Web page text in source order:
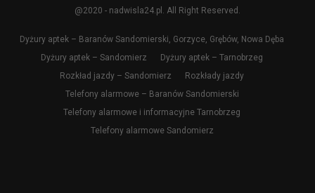
@2020 - nadwisla24.pl. All Right Reserved.
Dyżury aptek – Baranów Sandomierski, Gorzyce, Grębów, Nowa Dęba
Dyżury aptek – Sandomierz
Dyżury aptek – Tarnobrzeg
Rozkład jazdy – Sandomierz
Rozkłady jazdy
Telefony alarmowe – Baranów Sandomierski
Telefony alarmowe i informacyjne Tarnobrzeg
Telefony alarmowe Sandomierz